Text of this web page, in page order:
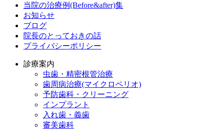
当院の治療例(Before&after)集
お知らせ
ブログ
院長のとっておきの話
プライバシーポリシー
診療案内
虫歯・精密根管治療
歯周病治療(マイクロペリオ)
予防歯科・クリーニング
インプラント
入れ歯・義歯
審美歯科